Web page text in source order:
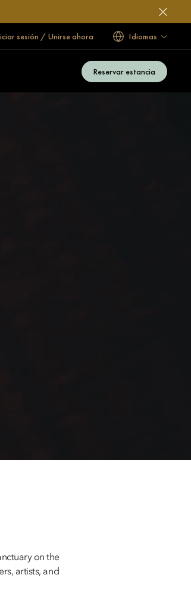
sesión / Unirse ahora Idiomas
Reservar estancia
on the
artists, and